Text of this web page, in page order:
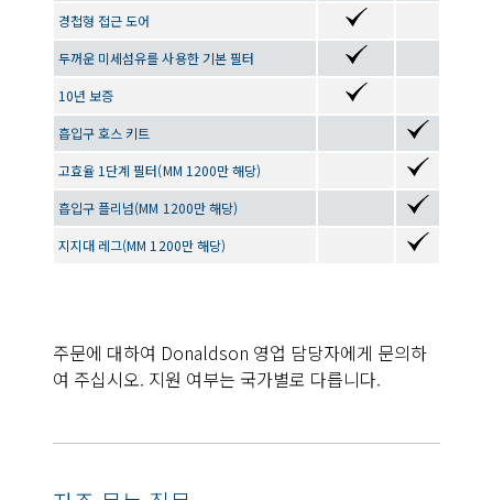
경첩형 접근 도어
두꺼운 미세섬유를 사용한 기본 필터
10년 보증
흡입구 호스 키트
고효율 1단계 필터(MM 1200만 해당)
흡입구 플리넘(MM 1200만 해당)
지지대 레그(MM 1200만 해당)
주문에 대하여 Donaldson 영업 담당자에게 문의하
여 주십시오. 지원 여부는 국가별로 다릅니다.